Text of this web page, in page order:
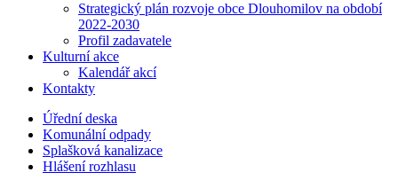
Strategický plán rozvoje obce Dlouhomilov na období
2022-2030
Profil zadavatele
Kulturní akce
Kalendář akcí
Kontakty
Úřední deska
Komunální odpady
Splašková kanalizace
Hlášení rozhlasu